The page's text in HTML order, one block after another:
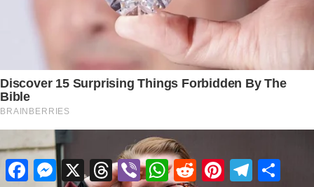
FacebookMessenger
X ThreadsViberWhatsApp
RedditPinterestTelegram